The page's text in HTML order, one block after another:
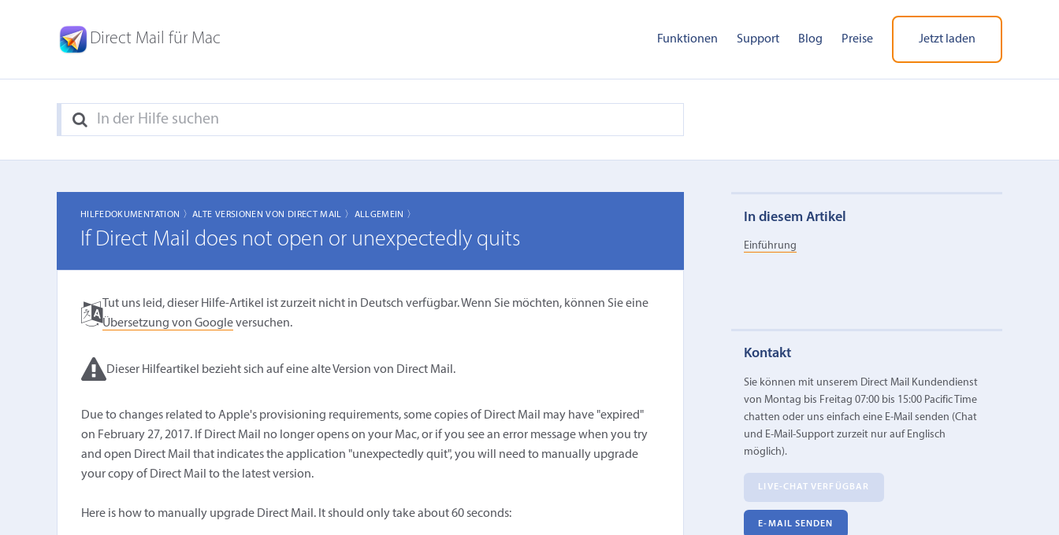
Direct Mail für Mac Funktionen Support Blog Preise Jetzt laden
HILFEDOKUMENTATION 〉ALTE VERSIONEN VON DIRECT MAIL 〉 ALLGEMEIN 〉
If Direct Mail does not open or unexpectedly quits
Tut uns leid, dieser Hilfe-Artikel ist zurzeit nicht in Deutsch verfügbar. Wenn Sie möchten, können Sie eine
Übersetzung von Googleversuchen.
Dieser Hilfeartikel bezieht sich auf eine alte Version von Direct Mail.
Due to changes related to Apple's provisioning requirements, some copies of Direct Mail may have "expired"
on February 27, 2017. If Direct Mail no longer opens on your Mac, or if you see an error message when you try
and open Direct Mail that indicates the application "unexpectedly quit", you will need to manually upgrade
your copy of Direct Mail to the latest version.
Here is how to manually upgrade Direct Mail. It should only take about 60 seconds:
In diesem Artikel
Einführung
Kontakt
Sie können mit unserem Direct Mail Kundendienst
von Montag bis Freitag 07:00 bis 15:00 Pacific Time
chatten oder uns einfach eine E‑Mail senden (Chat
und E-Mail-Support zurzeit nur auf Englisch
möglich).
LIVE-CHAT VERFÜGBAR
E‑MAIL SENDEN